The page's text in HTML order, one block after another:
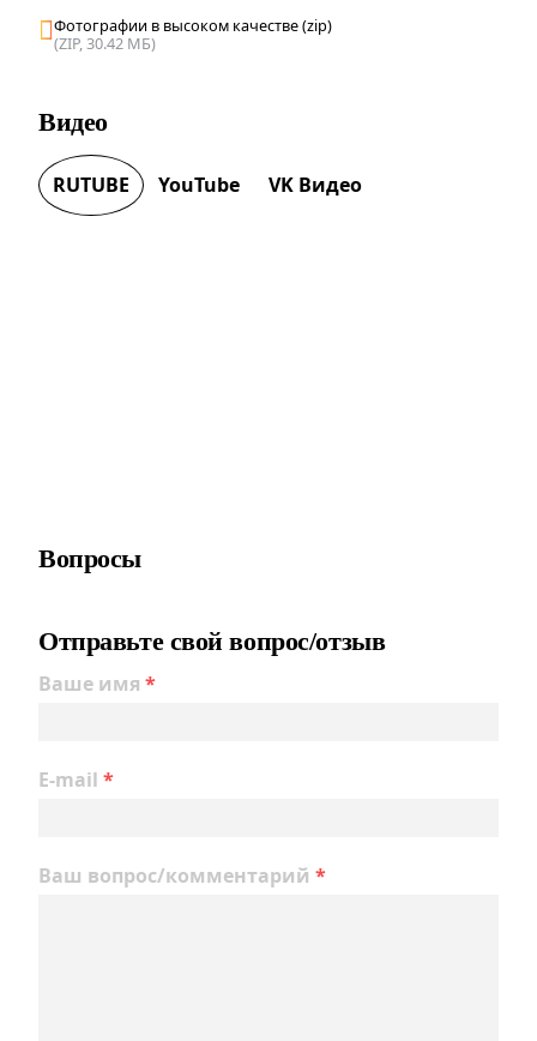
Фотографии в высоком качестве (zip)
(ZIP, 30.42 МБ)
Видео
RUTUBE YouTube VK Видео
Вопросы
Отправьте свой вопрос/отзыв
Ваше имя *
E-mail *
Ваш вопрос/комментарий *